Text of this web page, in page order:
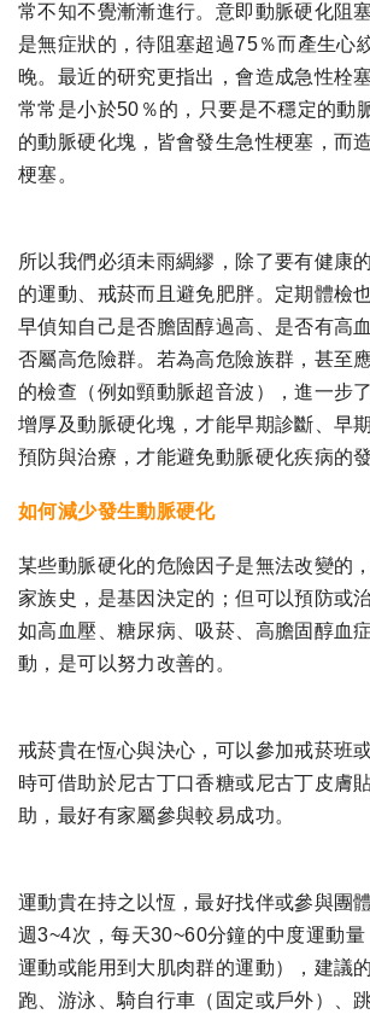
常不知不覺漸漸進行。意即動脈硬化阻
是無症狀的，待阻塞超過75％而產生心
晚。最近的研究更指出，會造成急性栓
常常是小於50％的，只要是不穩定的動
的動脈硬化塊，皆會發生急性梗塞，而
梗塞。
所以我們必須未雨綢繆，除了要有健康
的運動、戒菸而且避免肥胖。定期體檢
早偵知自己是否膽固醇過高、是否有高
否屬高危險群。若為高危險族群，甚至
的檢查（例如頸動脈超音波），進一步
增厚及動脈硬化塊，才能早期診斷、早
預防與治療，才能避免動脈硬化疾病的發
如何減少發生動脈硬化
某些動脈硬化的危險因子是無法改變的
家族史，是基因決定的；但可以預防或
如高血壓、糖尿病、吸菸、高膽固醇血
動，是可以努力改善的。
戒菸貴在恆心與決心，可以參加戒菸班
時可借助於尼古丁口香糖或尼古丁皮膚
助，最好有家屬參與較易成功。
運動貴在持之以恆，最好找伴或參與團
週3~4次，每天30~60分鐘的中度運動
運動或能用到大肌肉群的運動），建議
跑、游泳、騎自行車（固定或戶外）、